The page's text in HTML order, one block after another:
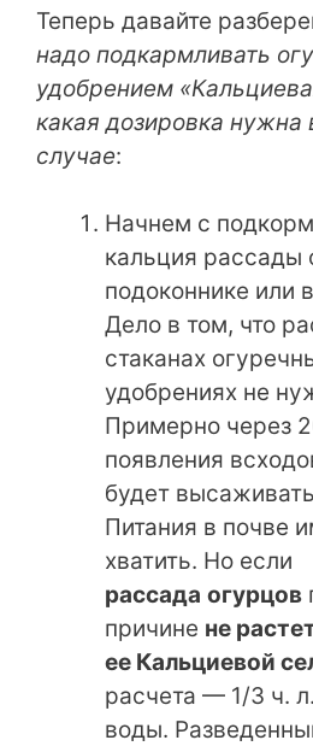
Теперь давайте
надо подкармливать
удобрением
какая дозировка нужна
случае:
Начнем с
кальция рассады
подоконнике или
Дело в том, что
стаканах
удобрениях не
Примерно через
появления
будет
Питания в почве
хватить. Но если
рассада огурцов
причине не
ее Кальциевой
расчета — 1/3 ч.
воды.